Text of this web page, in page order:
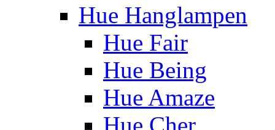
Hue Hanglampen
Hue Fair
Hue Being
Hue Amaze
Hue Cher